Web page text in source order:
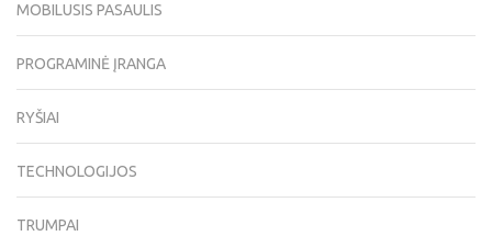
MOBILUSIS PASAULIS
PROGRAMINĖ ĮRANGA
RYŠIAI
TECHNOLOGIJOS
TRUMPAI